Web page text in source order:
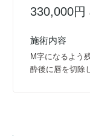
330,000円
施術内容
M字になるよう
酔後に唇を切除